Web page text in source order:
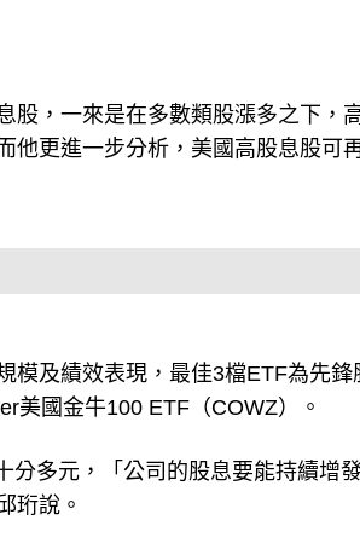
股，一來是在多數類股漲多之下，
他更進一步分析，美國高股息股可
及績效表現，最佳3檔ETF為先鋒
美國金牛100 ETF（COWZ）。
分多元，「公司的股息要能持續增
珩說。